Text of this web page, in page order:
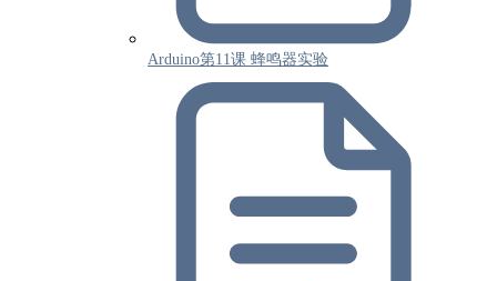
Arduino第11课 蜂鸣器实验